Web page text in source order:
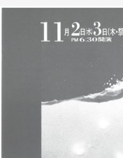
2000年代
カテゴリー